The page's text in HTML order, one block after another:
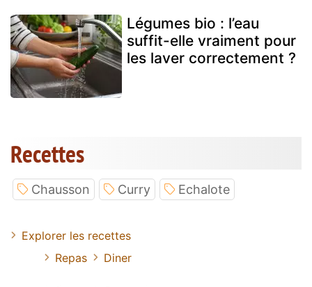
Légumes bio : l’eau
suffit-elle vraiment pour
les laver correctement ?
Recettes
Chausson Curry Echalote
Explorer les recettes
Repas
Diner